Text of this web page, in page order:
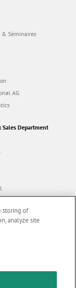
& Séminaires
AG
Sales Department
& updates
storing of
analyze site